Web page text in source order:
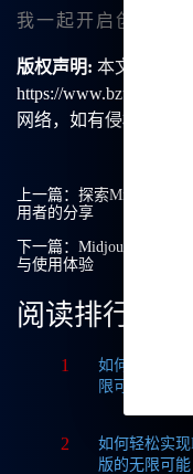
我一起开启创作之旅
版权声明: 本文由【B
https://www.bzu.cn/
网络，如有侵权请联
上一篇： 探索Midjourney
用者的分享
下一篇： Midjourney必须
与使用体验
阅读排行
1
如何获取
限可能
2
如何轻松实
版的无限可能